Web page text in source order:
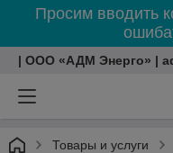
Просим вводить
| ООО «АДМ Энерго» |
Товары и услуги